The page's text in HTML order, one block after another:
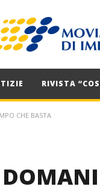
RIVISTA
CHE BASTA